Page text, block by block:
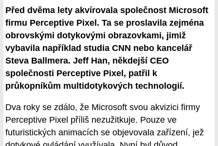
Před dvěma lety akvírovala společnost Microsoft
firmu Perceptive Pixel. Ta se proslavila zejména
obrovskými dotykovými obrazovkami, jimiž
vybavila například studia CNN nebo kancelář
Steva Ballmera. Jeff Han, někdejší CEO
společnosti Perceptive Pixel, patřil k
průkopníkům multidotykových technologií.
Dva roky se zdálo, že Microsoft svou akvizici firmy
Perceptive Pixel příliš nezužitkuje. Pouze ve
futuristických animacích se objevovala zařízení, jež